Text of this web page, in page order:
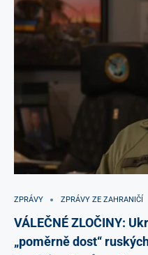
ZPRÁVY ZPRÁVY ZE ZAHRANIČÍ
VÁLEČNÉ ZLOČINY:
„poměrně dost“